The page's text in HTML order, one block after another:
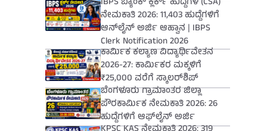
ನೇಮಕಾತಿ 2026: 11,403 ಹುದ್ದೆಗಳಿಗೆ
ಆನ್‌ಲೈನ್ ಅರ್ಜಿ ಆಹ್ವಾನ | IBPS
Clerk Notification 2026
ಕಾರ್ಮಿಕ ಕಲ್ಯಾಣ ವಿದ್ಯಾರ್ಥಿವೇತನ
2026-27: ಕಾರ್ಮಿಕರ ಮಕ್ಕಳಿಗೆ
₹25,000 ವರೆಗೆ ಸ್ಕಾಲರ್‌ಶಿಪ್
ಬೆಂಗಳೂರು ಗ್ರಾಮಾಂತರ ಜಿಲ್ಲಾ
ಪೌರಕಾರ್ಮಿಕ ನೇಮಕಾತಿ 2026: 26
ಹುದ್ದೆಗಳಿಗೆ ಆಫ್‌ಲೈನ್ ಅರ್ಜಿ